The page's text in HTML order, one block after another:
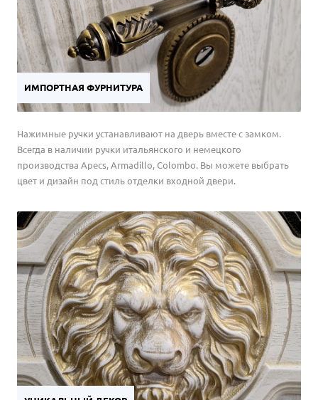
ИМПОРТНАЯ ФУРНИТУРА
Нажимные ручки устанавливают на дверь вместе с замком.
Всегда в наличии ручки итальянского и немецкого
производства Apecs, Armadillo, Colombo. Вы можете выбрать
цвет и дизайн под стиль отделки входной двери.